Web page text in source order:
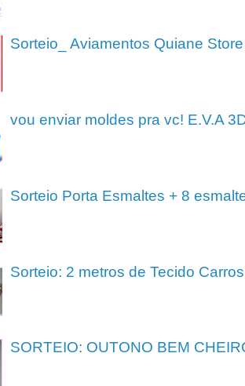
Sorteio_ Aviamentos Quiane Store
vou enviar moldes pra vc! E.V.A
Sorteio Porta Esmaltes + 8
Sorteio: 2 metros de Tecido Carros
SORTEIO: OUTONO BEM